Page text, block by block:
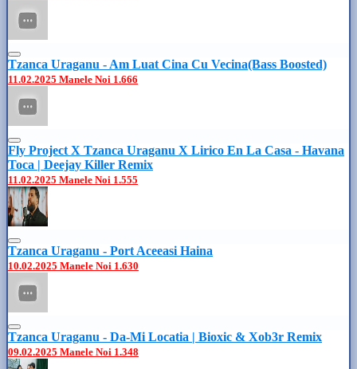
Tzanca Uraganu - Am Luat Cina Cu Vecina(Bass Boosted)
11.02.2025 Manele Noi 1.666
Fly Project X Tzanca Uraganu X Lirico En La Casa - Havana
Toca | Deejay Killer Remix
11.02.2025 Manele Noi 1.555
Tzanca Uraganu - Port Aceeasi Haina
10.02.2025 Manele Noi 1.630
Tzanca Uraganu - Da-Mi Locatia | Bioxic & Xob3r Remix
09.02.2025 Manele Noi 1.348